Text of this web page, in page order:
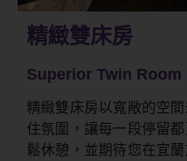
精緻雙床房
Superior Twin Room
精緻雙床房以寬敞的空
住氛圍，讓每一段停留
鬆休憩，並期待您在宜